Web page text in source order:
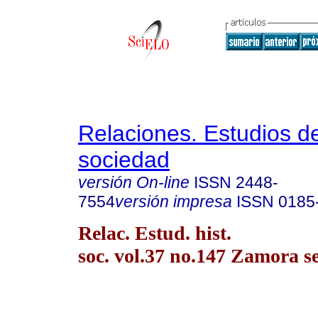
Relaciones. Estudios
sociedad
versión On-line ISSN 2448-
7554versión impresa ISSN
Relac. Estud. hist.
soc. vol.37 no.147 Zamora